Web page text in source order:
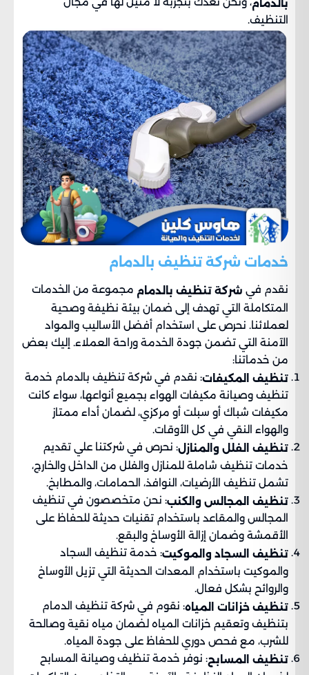
التنظيف.
خدمات شركة تنظيف بالدمام
نقدم في شركة تنظيف بالدمام مجموعة من الخدمات
المتكاملة التي تهدف إلى ضمان بيئة نظيفة وصحية
لعملائنا. نحرص على استخدام أفضل الأساليب والمواد
الآمنة التي تضمن جودة الخدمة وراحة العملاء. إليك بعض
من خدماتنا:
تنظيف المكيفات: نقدم في شركة تنظيف بالدمام خدمة
تنظيف وصيانة مكيفات الهواء بجميع أنواعها، سواء كانت
مكيفات شباك أو سبلت أو مركزي، لضمان أداء ممتاز
والهواء النقي في كل الأوقات.
تنظيف الفلل والمنازل: نحرص في شركتنا علي تقديم
خدمات تنظيف شاملة للمنازل والفلل من الداخل والخارج،
تشمل تنظيف الأرضيات، النوافذ، الحمامات، والمطابخ.
تنظيف المجالس والكنب: نحن متخصصون في تنظيف
المجالس والمقاعد باستخدام تقنيات حديثة للحفاظ على
الأقمشة وضمان إزالة الأوساخ والبقع.
تنظيف السجاد والموكيت: خدمة تنظيف السجاد
والموكيت باستخدام المعدات الحديثة التي تزيل الأوساخ
والروائح بشكل فعال.
تنظيف خزانات المياه: نقوم في شركة تنظيف الدمام
بتنظيف وتعقيم خزانات المياه لضمان مياه نقية وصالحة
للشرب، مع فحص دوري للحفاظ على جودة المياه.
تنظيف المسابح: نوفر خدمة تنظيف وصيانة المسابح